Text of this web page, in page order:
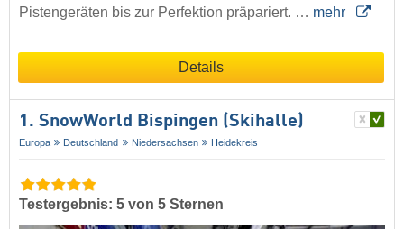
Pistengeräten bis zur Perfektion präpariert. … mehr
Details
1. SnowWorld Bispingen (Skihalle)
Europa Deutschland Niedersachsen Heidekreis
Testergebnis: 5 von 5 Sternen